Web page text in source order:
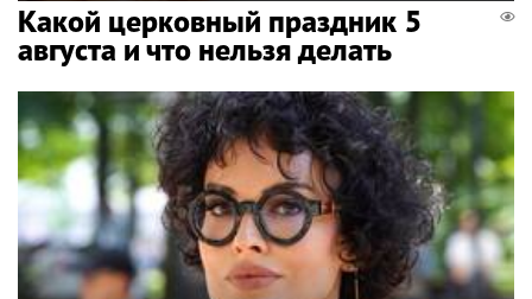
Какой церковный праздник 5
августа и что нельзя делать